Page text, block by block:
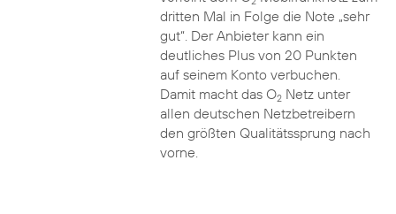
dritten Mal in Folge die Note „sehr
gut“. Der Anbieter kann ein
deutliches Plus von 20 Punkten
auf seinem Konto verbuchen.
Damit macht das O2Netz unter
allen deutschen Netzbetreibern
den größten Qualitätssprung nach
vorne.